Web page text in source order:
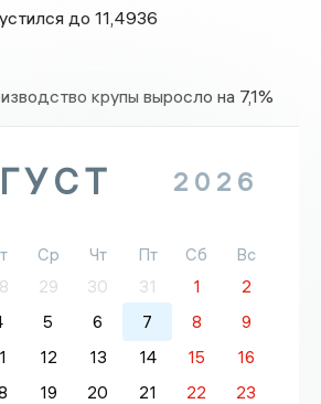
до 11,4936
крупы выросло на 7,1%
2026
Ср Чт Пт Сб
Вс
29 30 31 1
2
5 6 7 8
9
12 13 14 15
16
19 20 21 22
23